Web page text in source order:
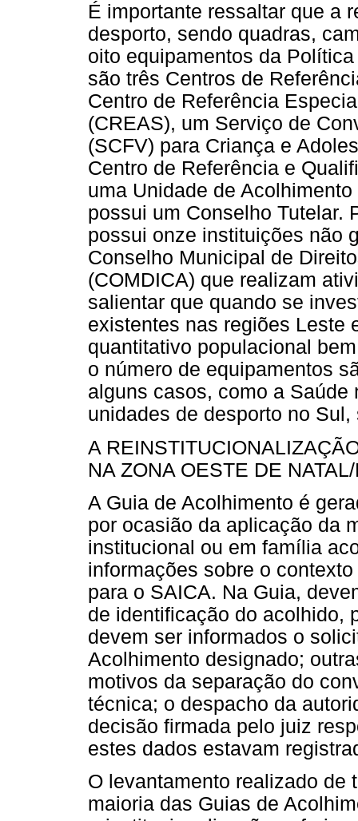
É importante ressaltar que a
desporto, sendo quadras,
oito equipamentos da
são três Centros de
Centro de Referência
(CREAS), um Serviço de
(SCFV) para Criança e
Centro de Referência e
uma Unidade de
possui um Conselho Tutelar.
possui onze instituições não
Conselho Municipal de
(COMDICA) que realizam
salientar que quando se
existentes nas regiões Leste
quantitativo populacional
o número de equipamentos
alguns casos, como a
unidades de desporto no
A
NA ZONA OESTE DE
A Guia de Acolhimento é
por ocasião da aplicação da
institucional ou em família
informações sobre o
para o SAICA. Na Guia,
de identificação do acolhido,
devem ser informados o
Acolhimento designado;
motivos da separação do
técnica; o despacho da
decisão firmada pelo juiz
estes dados estavam
O levantamento realizado de
maioria das Guias de